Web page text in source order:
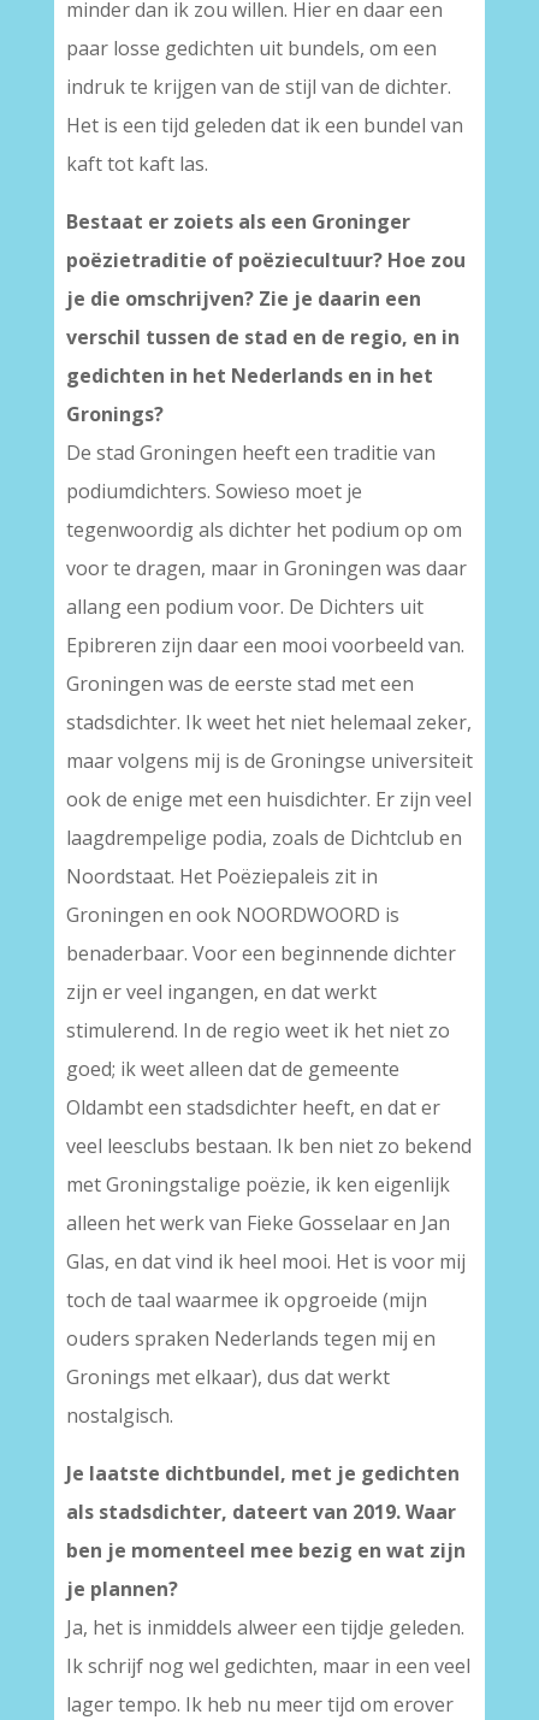
minder dan ik zou willen. Hier en daar een
paar losse gedichten uit bundels, om een
indruk te krijgen van de stijl van de dichter.
Het is een tijd geleden dat ik een bundel van
kaft tot kaft las.
Bestaat er zoiets als een Groninger
poëzietraditie of poëziecultuur? Hoe zou
je die omschrijven? Zie je daarin een
verschil tussen de stad en de regio, en in
gedichten in het Nederlands en in het
Gronings?
De stad Groningen heeft een traditie van
podiumdichters. Sowieso moet je
tegenwoordig als dichter het podium op om
voor te dragen, maar in Groningen was daar
allang een podium voor. De Dichters uit
Epibreren zijn daar een mooi voorbeeld van.
Groningen was de eerste stad met een
stadsdichter. Ik weet het niet helemaal zeker,
maar volgens mij is de Groningse universiteit
ook de enige met een huisdichter. Er zijn veel
laagdrempelige podia, zoals de Dichtclub en
Noordstaat. Het Poëziepaleis zit in
Groningen en ook NOORDWOORD is
benaderbaar. Voor een beginnende dichter
zijn er veel ingangen, en dat werkt
stimulerend. In de regio weet ik het niet zo
goed; ik weet alleen dat de gemeente
Oldambt een stadsdichter heeft, en dat er
veel leesclubs bestaan. Ik ben niet zo bekend
met Groningstalige poëzie, ik ken eigenlijk
alleen het werk van Fieke Gosselaar en Jan
Glas, en dat vind ik heel mooi. Het is voor mij
toch de taal waarmee ik opgroeide (mijn
ouders spraken Nederlands tegen mij en
Gronings met elkaar), dus dat werkt
nostalgisch.
Je laatste dichtbundel, met je gedichten
als stadsdichter, dateert van 2019. Waar
ben je momenteel mee bezig en wat zijn
je plannen?
Ja, het is inmiddels alweer een tijdje geleden.
Ik schrijf nog wel gedichten, maar in een veel
lager tempo. Ik heb nu meer tijd om erover